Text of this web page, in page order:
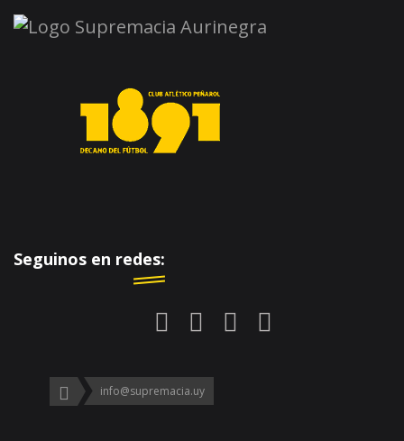
Seguinos en redes:
info@supremacia.uy